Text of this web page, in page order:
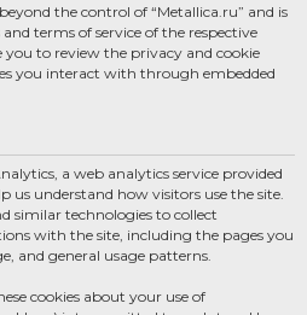
the control of “Metallica.ru” and is
terms of service of the respective
you to review the privacy and cookie
you interact with through embedded
a web analytics service provided
us understand how visitors use the site.
similar technologies to collect
with the site, including the pages you
and general usage patterns.
cookies about your use of